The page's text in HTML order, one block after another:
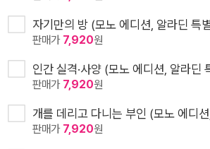
자기만의 방 (모노 에디션, 알라딘 특
판매가 7,920원
인간 실격·사양 (모노 에디션, 알라딘
판매가 7,920원
개를 데리고 다니는 부인 (모노 에디
판매가 7,920원